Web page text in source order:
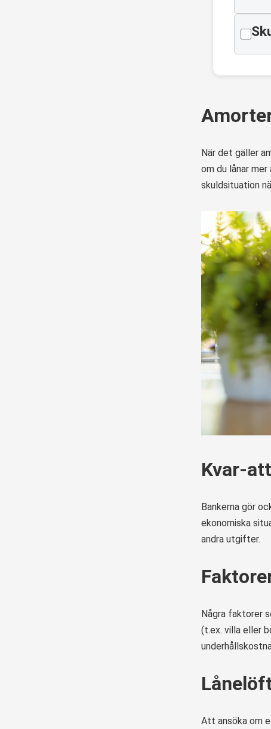
När det gäller
om du lånar
skuldsituation
Kvar-
Bankerna gör
ekonomiska
andra utgifter.
Några faktorer
(t.ex. villa eller
Att ansöka om